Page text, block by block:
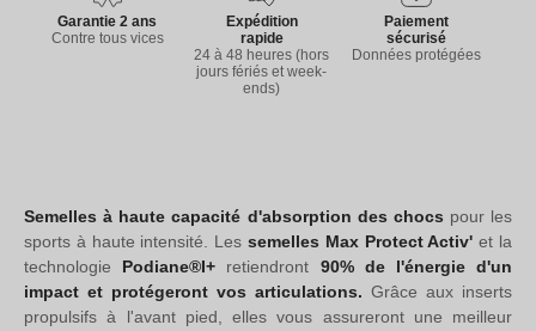
Garantie 2 ans
Contre tous vices
Expédition
rapide
24 à 48 heures (hors
jours fériés et week-
ends)
Paiement
sécurisé
Données protégées
Semelles à haute capacité d'absorption des chocs pour les
sports à haute intensité. Les semelles Max Protect Activ' et la
technologie Podiane®I+ retiendront 90% de l'énergie d'un
impact et protégeront vos articulations. Grâce aux inserts
propulsifs à l'avant pied, elles vous assureront une meilleur